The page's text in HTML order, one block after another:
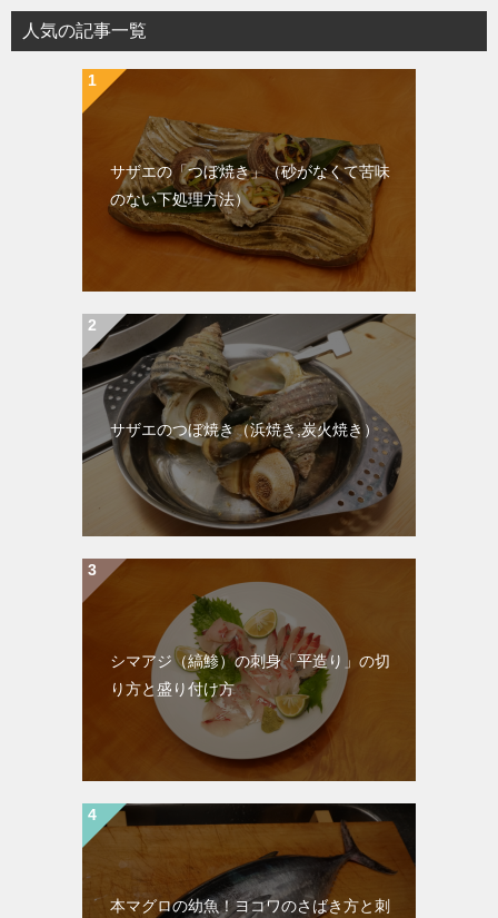
人気の記事一覧
サザエの「つぼ焼き」（砂がなくて苦味
のない下処理方法）
サザエのつぼ焼き（浜焼き,炭火焼き）
シマアジ（縞鯵）の刺身「平造り」の切
り方と盛り付け方
本マグロの幼魚！ヨコワのさばき方と刺